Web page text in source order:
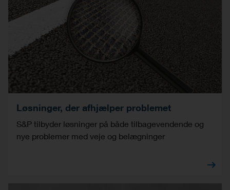
Løsninger, der afhjælper problemet
S&P tilbyder løsninger på både tilbagevendende og
nye problemer med veje og belægninger